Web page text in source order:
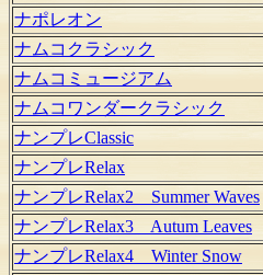
ナポレオン
ナムコクラシック
ナムコミュージアム
ナムコワンダークラシック
ナンプレClassic
ナンプレRelax
ナンプレRelax2 Summer Waves
ナンプレRelax3 Autum Leaves
ナンプレRelax4 Winter Snow